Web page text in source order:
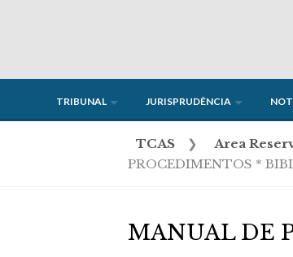
TRIBUNAL JURISPRUDÊNCIA
TCAS ❯ Area
PROCEDIMENTOS *
MANUAL DE